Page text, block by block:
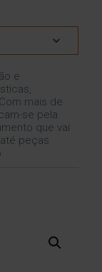
e
mais de
se pela
que vai
peças